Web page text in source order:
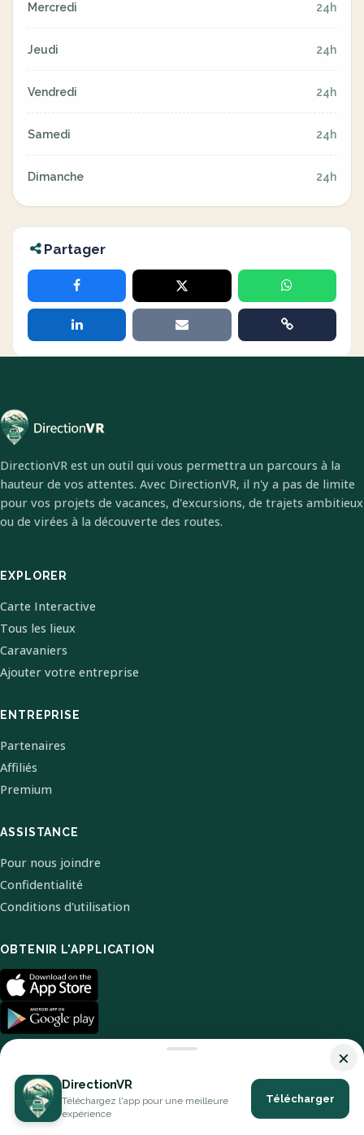
Mercredi 24h
Jeudi 24h
Vendredi 24h
Samedi 24h
Dimanche 24h
Partager
DirectionVR est un outil qui vous permettra un parcours à la
hauteur de vos attentes. Avec DirectionVR, il n'y a pas de limite
pour vos projets de vacances, d'excursions, de trajets ambitieux
ou de virées à la découverte des routes.
EXPLORER
Carte Interactive
Tous les lieux
Caravaniers
Ajouter votre entreprise
ENTREPRISE
Partenaires
Affiliés
Premium
ASSISTANCE
Pour nous joindre
Confidentialité
Conditions d'utilisation
OBTENIR L'APPLICATION
© 2026 DirectionVR. Tous droits réservés.
×
DirectionVR
Téléchargez l'app pour une meilleure
expérience
Télécharger